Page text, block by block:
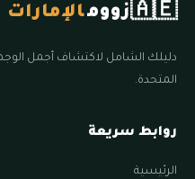
🇦🇪زوومالإمارات
دليلك الشامل لاكتشاف أجمل
المتحدة.
روابط سريعة
الرئيسية